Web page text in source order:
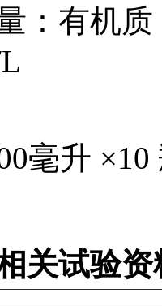
：有机
毫升 ×10
关试验